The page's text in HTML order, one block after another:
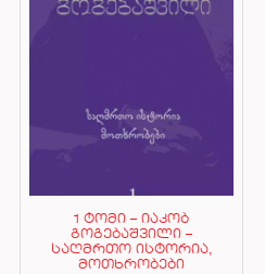
1 ტომი – იაკობ
გოგებაშვილი –
საღმრთო ისტორია,
მოთხრობები